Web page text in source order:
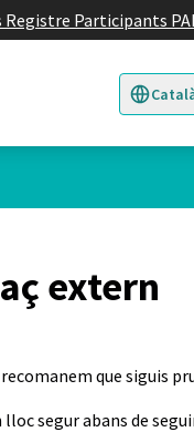
Participants
Triar la
extern
que siguis
segur abans de